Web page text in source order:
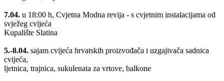
7.04. u 18:00 h, Cvjetna Modna revija - s cvjetnim instalacijama od
svježeg cvijeća
Kupalište Slatina
5.-8.04. sajam cvijeća hrvatskih proizvođača i uzgajivača sadnica
cvijeća,
ljetnica, trajnica, sukulenata za vrtove, balkone